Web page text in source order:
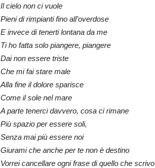
Il cielo non ci vuole
Pieni di rimpianti fino all’overdose
E invece di tenerti lontana da me
Ti ho fatta solo piangere, piangere
Dai non essere triste
Che mi fai stare male
Alla fine il dolore sparisce
Come il sole nel mare
A parte tenerci davvero, cosa ci rimane
Più spazio per essere soli,
Senza mai più essere noi
Giurami che anche per te non è destino
Vorrei cancellare ogni frase di quello che scrivo